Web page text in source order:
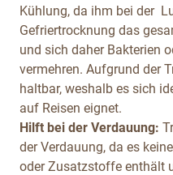
Kühlung, da ihm bei der
Gefriertrocknung das
und sich daher Bakterien
vermehren. Aufgrund der
haltbar, weshalb es sich
auf Reisen eignet.
Hilft bei der Verdauung:
der Verdauung, da es
oder Zusatzstoffe enthält